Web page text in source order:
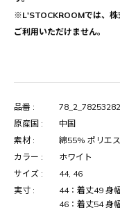
※L'STOCKROOMでは、株
ご利用いただけません。
品番 :
原産国 :
中国
素材 :
綿55% ポリエ
カラー :
ホワイト
サイズ :
44, 46
実寸 :
44：着丈49 身
46：着丈54 身